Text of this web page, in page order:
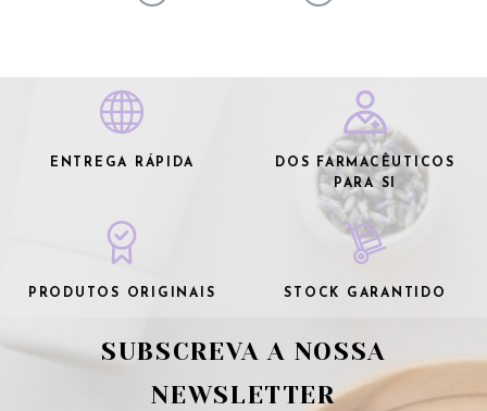
ENTREGA RÁPIDA
DOS FARMACÊUTICOS
PARA SI
PRODUTOS ORIGINAIS STOCK GARANTIDO
SUBSCREVA A NOSSA
NEWSLETTER